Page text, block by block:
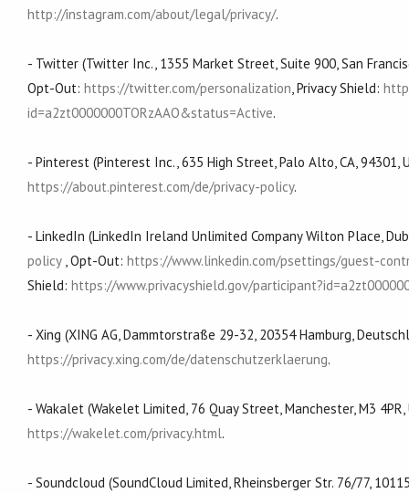
http://instagram.com/about/legal/privacy/.
- Twitter (Twitter Inc., 1355 Market Street, Suite 900, San
Opt-Out: https://twitter.com/personalization, Privacy Shield:
id=a2zt0000000TORzAAO&status=Active.
- Pinterest (Pinterest Inc., 635 High Street, Palo Alto, CA,
https://about.pinterest.com/de/privacy-policy.
- LinkedIn (LinkedIn Ireland Unlimited Company Wilton Place,
policy, Opt-Out: https://www.linkedin.com/psettings/guest-
Shield: https://www.privacyshield.gov/
- Xing (XING AG, Dammtorstraße 29-32, 20354 Hamburg,
https://privacy.xing.com/de/datenschutzerklaerung.
- Wakalet (Wakelet Limited, 76 Quay Street, Manchester, M3
https://wakelet.com/privacy.html.
- Soundcloud (SoundCloud Limited, Rheinsberger Str. 76/77,